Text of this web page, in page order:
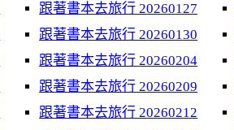
跟著書本去旅行 20260127
跟著書本去旅行 20260130
跟著書本去旅行 20260204
跟著書本去旅行 20260209
跟著書本去旅行 20260212